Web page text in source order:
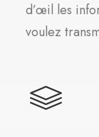
d’œil les
voulez